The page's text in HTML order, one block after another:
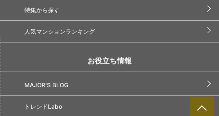
特集から探す
人気マンションランキング
お役立ち情報
MAJOR'S BLOG
トレンドLabo